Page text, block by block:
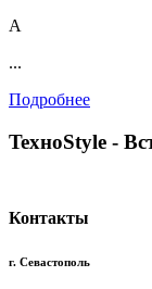
А
...
Подробнее
TexноStyle -
Контакты
г. Севастополь